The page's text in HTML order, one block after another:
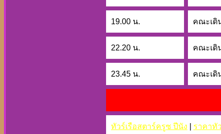
19.00 น. คณะเดิ
22.20 น. คณะเดิ
23.45 น. คณะเดิ
ทัวร์เรือสตาร์ครูซ ปีนัง ราคาทั